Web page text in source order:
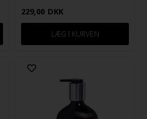
229,00 DKK